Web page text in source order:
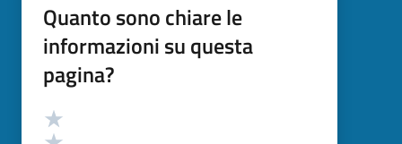
Quanto sono chiare le
informazioni su questa
pagina?
Valutazione